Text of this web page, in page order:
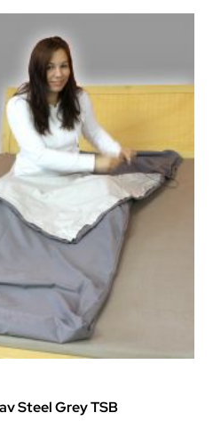
Steel Grey TSB